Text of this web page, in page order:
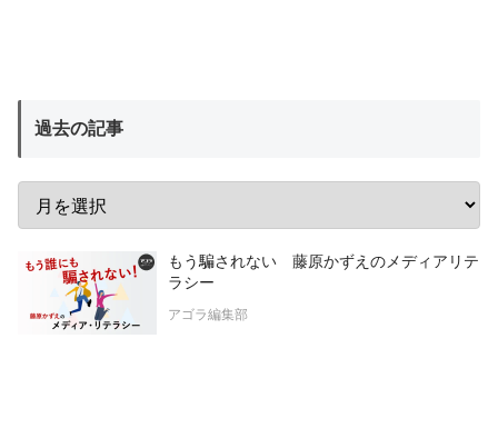
過去の記事
もう騙されない 藤原かずえのメディアリテ
ラシー
アゴラ編集部